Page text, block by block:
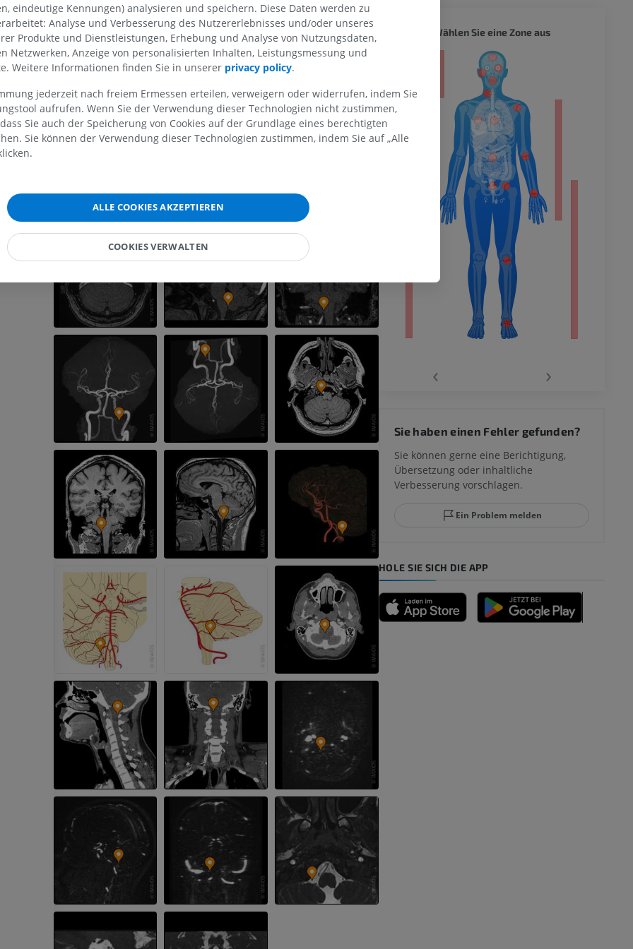
GLIEDMASSE
MRT der oberen Extremität
PREMIUM
MRT der Schulter
MRT
MRT des Ellenbogens
PREMIUM
MRT der Hand
Röntgenaufnahme der
oberen Extremität
Röntgenbilder
PREMIUM
Obere Extremität
Abbildungen
PREMIUM
Arteriografie der oberen
Extremität
Angiographie
KOSTENLOS
Visible Human Project
Fotografie
PREMIUM
UNTERE GLIEDMASSE
Untere Extremität
PREMIUM
Röntgenaufnahme der
unteren Extremität
MRT der unteren Extremität
MRT
MRT
PREMIUM
PREMIUM
CT-Arthografie des
Kniegelenks
CT-Arthrogramm
PREMIUM
MRT des Sprunggelenks und
des Rückfußes
MRT
PREMIUM
MRT Vorfuß
CTA der unteren
Extremitäten
PREMIUM
KOSTENLOS
Arteriografie der unteren
Extremität
Angiographie
KOSTENLOS
Wählen Sie eine Zone aus
‹ ›
Sie haben einen Fehler gefunden?
Sie können gerne eine Berichtigung,
Übersetzung oder inhaltliche
Verbesserung vorschlagen.
Ein Problem melden
HOLE SIE SICH DIE APP
eindeutige Kennungen) analysieren und speichern. Diese Daten werden zu
Analyse und Verbesserung des Nutzererlebnisses und/oder unseres
Produkte und Dienstleistungen, Erhebung und Analyse von Nutzungsdaten,
Netzwerken, Anzeige von personalisierten Inhalten, Leistungsmessung und
Weitere Informationen finden Sie in unserer privacy policy.
jederzeit nach freiem Ermessen erteilen, verweigern oder widerrufen, indem Sie
aufrufen. Wenn Sie der Verwendung dieser Technologien nicht zustimmen,
Sie auch der Speicherung von Cookies auf der Grundlage eines berechtigten
Sie können der Verwendung dieser Technologien zustimmen, indem Sie auf „Alle
ALLE COOKIES AKZEPTIEREN
COOKIES VERWALTEN